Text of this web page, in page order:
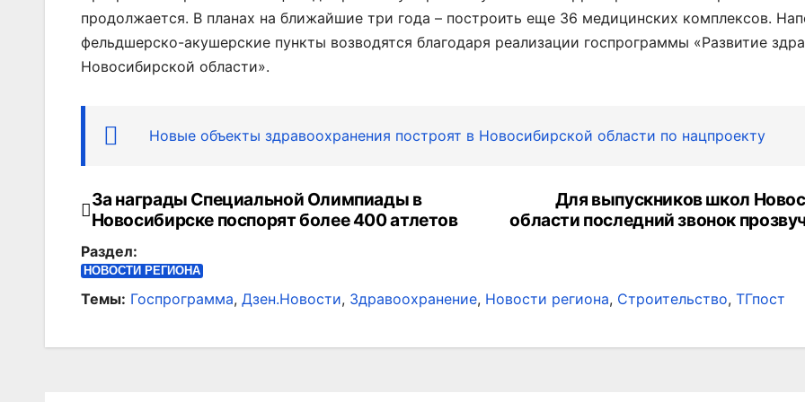
продолжается. В планах на ближайшие три года – построить еще 36 медицинских комплексов.
фельдшерско-акушерские пункты возводятся благодаря реализации госпрограммы «Развитие
Новосибирской области».
Новые объекты здравоохранения построят в Новосибирской области по нацпроекту
Навигация
по
записям
Для выпускников школ
области последний звонок
За награды Специальной Олимпиады в
Новосибирске поспорят более 400 атлетов
Раздел:
НОВОСТИ РЕГИОНА
Темы: Госпрограмма, Дзен.Новости, Здравоохранение, Новости региона, Строительство, ТГпост